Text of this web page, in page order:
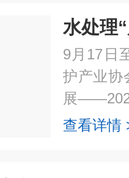
9月17日
护产业协
展
查看详情